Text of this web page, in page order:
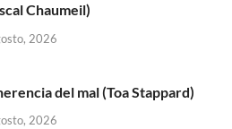
Chaumeil)
2026
del mal (Toa Stappard)
2026